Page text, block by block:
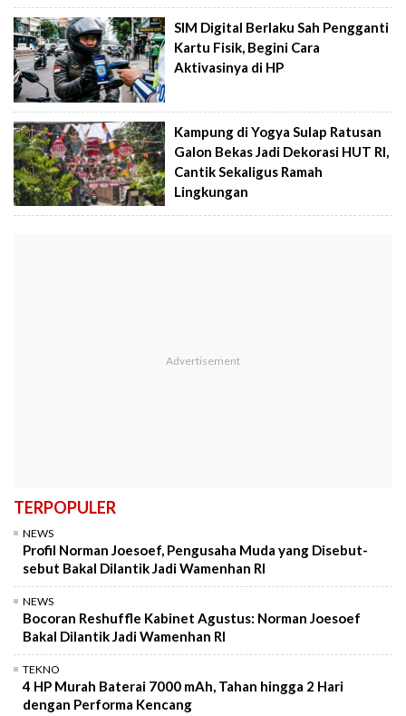
SIM Digital Berlaku Sah Pengganti
Kartu Fisik, Begini Cara
Aktivasinya di HP
Kampung di Yogya Sulap Ratusan
Galon Bekas Jadi Dekorasi HUT RI,
Cantik Sekaligus Ramah
Lingkungan
TERPOPULER
NEWS
Profil Norman Joesoef, Pengusaha Muda yang Disebut-
sebut Bakal Dilantik Jadi Wamenhan RI
NEWS
Bocoran Reshuffle Kabinet Agustus: Norman Joesoef
Bakal Dilantik Jadi Wamenhan RI
TEKNO
4 HP Murah Baterai 7000 mAh, Tahan hingga 2 Hari
dengan Performa Kencang